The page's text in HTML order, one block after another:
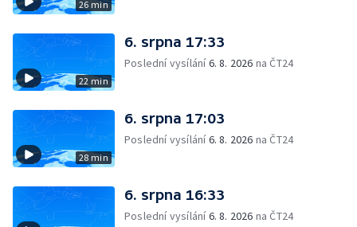
26 min
22 min
6. srpna 17:33
Poslední vysílání6. 8. 2026 na ČT24
28 min
6. srpna 17:03
Poslední vysílání6. 8. 2026 na ČT24
6. srpna 16:33
Poslední vysílání6. 8. 2026 na ČT24